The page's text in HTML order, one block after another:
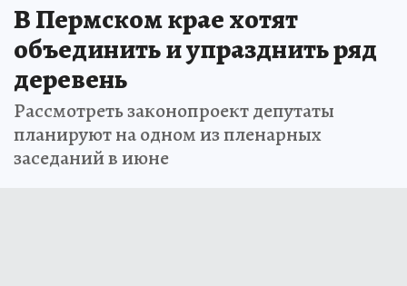
В Пермском крае хотят
объединить и упразднить ряд
деревень
Рассмотреть законопроект депутаты
планируют на одном из пленарных
заседаний в июне